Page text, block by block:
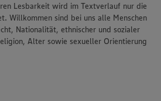
Lesbarkeit wird im Textverlauf nur die
Willkommen sind bei uns alle Menschen
Nationalität, ethnischer und sozialer
Alter sowie sexueller Orientierung